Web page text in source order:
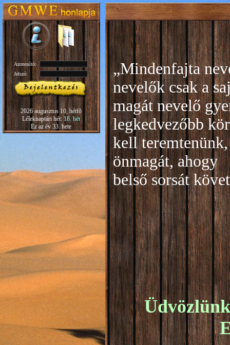
Azonosító:
Jelszó:
2026 augusztus 10, hétfõ
Léleknaptári hét:18. hét
Ez az év 33. hete
„Mindenfajta
nevelők csak a
magát nevelő
legkedvezőbb
kell
önmagát, ahogy
belső sorsát